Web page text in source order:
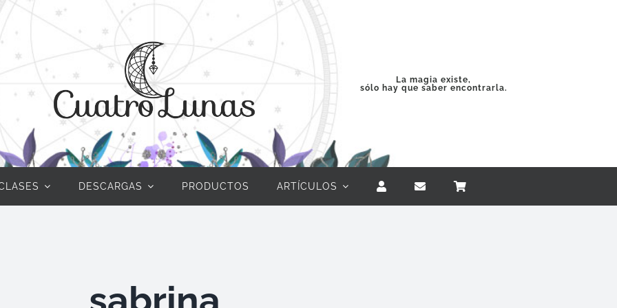
La magia existe,
sólo hay que saber encontrarla.
DESCARGAS PRODUCTOS ARTÍCULOS